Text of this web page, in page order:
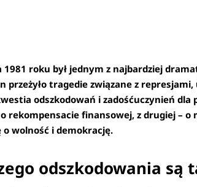
roku był jednym z najbardziej
przeżyło tragedie związane z
odszkodowań i zadośćuczynień
finansowej, z drugiej –
wolność i demokrację.
odszkodowania są